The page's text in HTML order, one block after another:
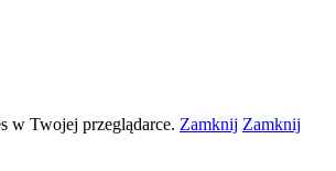
w Twojej przeglądarce. Zamknij Zamknij